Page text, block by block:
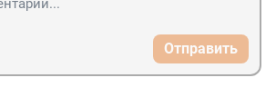
Отправить